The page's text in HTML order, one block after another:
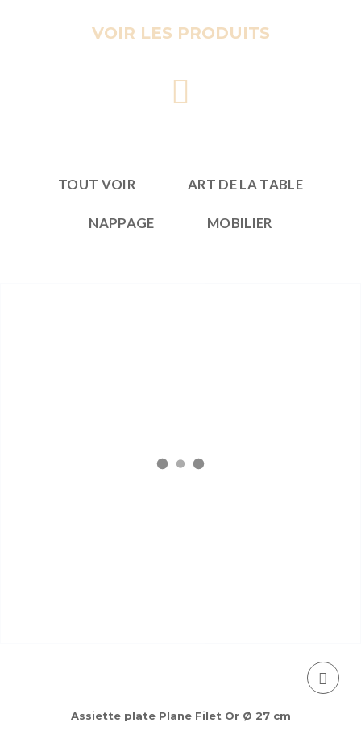
VOIR LES PRODUITS
TOUT VOIR ART DE LA TABLE
NAPPAGE MOBILIER
Assiette plate Plane Filet Or Ø 27 cm